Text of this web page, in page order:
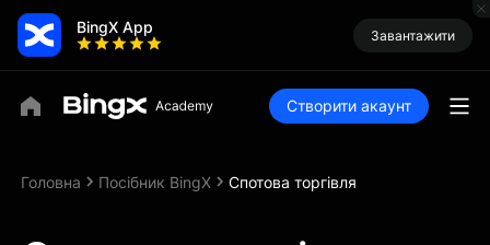
BingX App Завантажити
Створити акаунт
Головна Посібник BingX Спотова торгівля